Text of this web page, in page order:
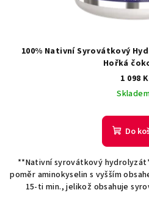
100% Nativní Syrovátkový
Hořká
1 098
Do
**Nativní syrovátkový
poměr aminokyselin s vyšším
15-ti min., jelikož obsahuje